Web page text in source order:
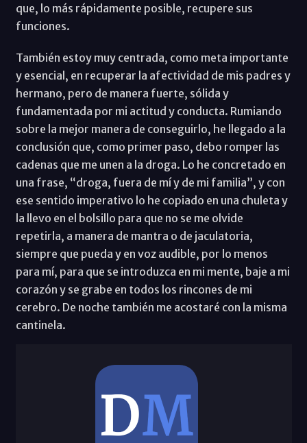
que, lo más rápidamente posible, recupere sus
funciones.
También estoy muy centrada, como meta importante
y esencial, en recuperar la afectividad de mis padres y
hermano, pero de manera fuerte, sólida y
fundamentada por mi actitud y conducta. Rumiando
sobre la mejor manera de conseguirlo, he llegado a la
conclusión que, como primer paso, debo romper las
cadenas que me unen a la droga. Lo he concretado en
una frase, “droga, fuera de mí y de mi familia”, y con
ese sentido imperativo lo he copiado en una chuleta y
la llevo en el bolsillo para que no se me olvide
repetirla, a manera de mantra o de jaculatoria,
siempre que pueda y en voz audible, por lo menos
para mí, para que se introduzca en mi mente, baje a mi
corazón y se grabe en todos los rincones de mi
cerebro. De noche también me acostaré con la misma
cantinela.